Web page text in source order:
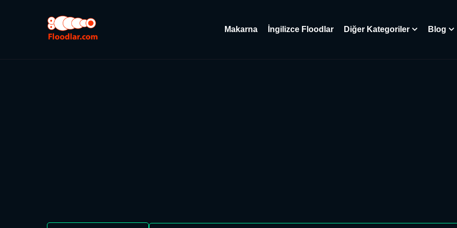
Makarna İngilizce Floodlar Diğer Kategoriler Blog